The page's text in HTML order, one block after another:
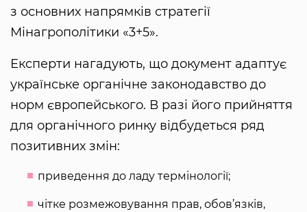
з основних напрямків стратегії
Мінагрополітики «3+5».
Експерти нагадують, що документ адаптує
українське органічне законодавство до
норм європейського. В разі його прийняття
для органічного ринку відбудеться ряд
позитивних змін:
приведення до ладу термінології;
чітке розмежовування прав, обов’язків,